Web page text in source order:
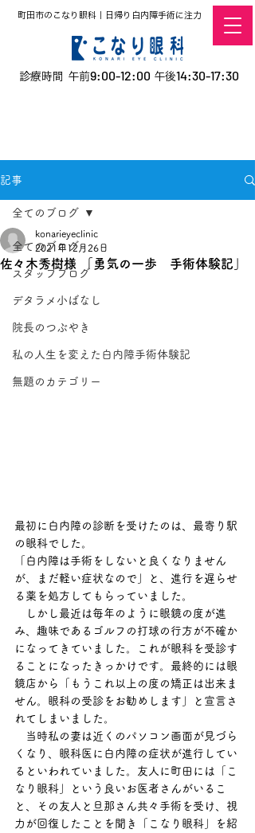
町田市のこなり眼科｜日帰り白内障手術に注力
診療時間 午前9:00-12:00 午後14:30-17:30
記事
全てのブログ
スタッフブログ
デタラメ小ばなし
院長のつぶやき
私の人生を変えた白内障手術体験記
無題のカテゴリー
全てのブログ
佐々木秀樹様 「勇気の一歩 手術体験記」
konarieyeclinic
2021年12月26日
最初に白内障の診断を受けたのは、最寄り駅
の眼科でした。
「白内障は手術をしないと良くなりません
が、まだ軽い症状なので」と、進行を遅らせ
る薬を処方してもらっていました。
しかし最近は毎年のように眼鏡の度が進
み、趣味であるゴルフの打球の行方が不確か
になってきていました。これが眼科を受診す
ることになったきっかけです。最終的には眼
鏡店から「もうこれ以上の度の矯正は出来ま
せん。眼科の受診をお勧めします」と宣言さ
れてしまいました。
当時私の妻は近くのパソコン画面が見づら
くなり、眼科医に白内障の症状が進行してい
るといわれていました。友人に町田には「こ
なり眼科」という良いお医者さんがいるこ
と、その友人と旦那さん共々手術を受け、視
力が回復したことを聞き「こなり眼科」を紹